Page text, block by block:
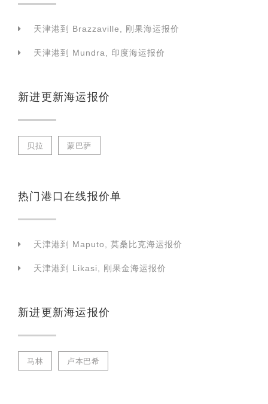
天津港到 Brazzaville, 刚果海运报价
天津港到 Mundra, 印度海运报价
新进更新海运报价
贝拉 蒙巴萨
热门港口在线报价单
天津港到 Maputo, 莫桑比克海运报价
天津港到 Likasi, 刚果金海运报价
新进更新海运报价
马林 卢本巴希